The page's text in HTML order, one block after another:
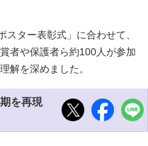
ター表彰式」に合わせて、
者や保護者ら約100人が参加
解を深めました。
を再現